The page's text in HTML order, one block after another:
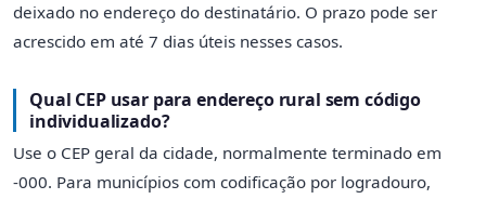
deixado no endereço do destinatário. O prazo pode ser
acrescido em até 7 dias úteis nesses casos.
Qual CEP usar para endereço rural sem código
individualizado?
Use o CEP geral da cidade, normalmente terminado em
-000. Para municípios com codificação por logradouro,